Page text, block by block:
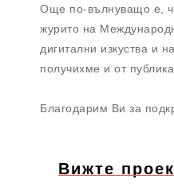
Още по-вълнуващо е,
журито на
дигитални изкуства и
получихме и от
Благодарим Ви за
Вижте